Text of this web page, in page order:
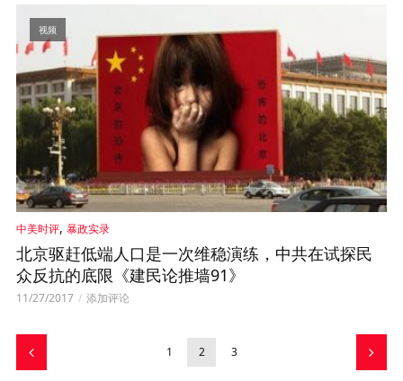
视频
中美时评, 暴政实录
北京驱赶低端人口是一次维稳演练，中共在试探民
众反抗的底限《建民论推墙91》
11/27/2017 添加评论
1 2 3